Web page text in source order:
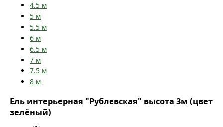
4.5 м
5 м
5.5 м
6 м
6.5 м
7 м
7.5 м
8 м
Ель интерьерная "Рублевская" высота 3м (цвет
зелёный)